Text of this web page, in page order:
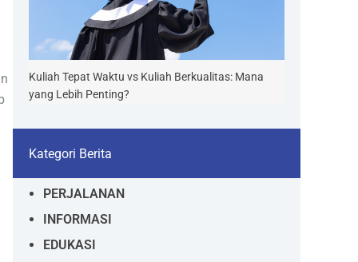
Kuliah Tepat Waktu vs Kuliah Berkualitas: Mana
yang Lebih Penting?
Kategori Berita
PERJALANAN
INFORMASI
EDUKASI